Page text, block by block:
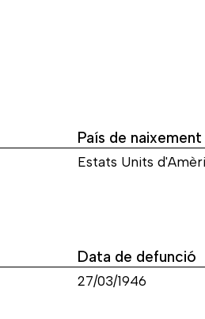
País de
Estats Units
Data de defunció
27/03/1946